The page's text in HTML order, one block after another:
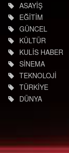
ASAYİŞ
EĞİTİM
GÜNCEL
KÜLTÜR
KULİS HABER
SİNEMA
TEKNOLOJİ
TÜRKİYE
DÜNYA